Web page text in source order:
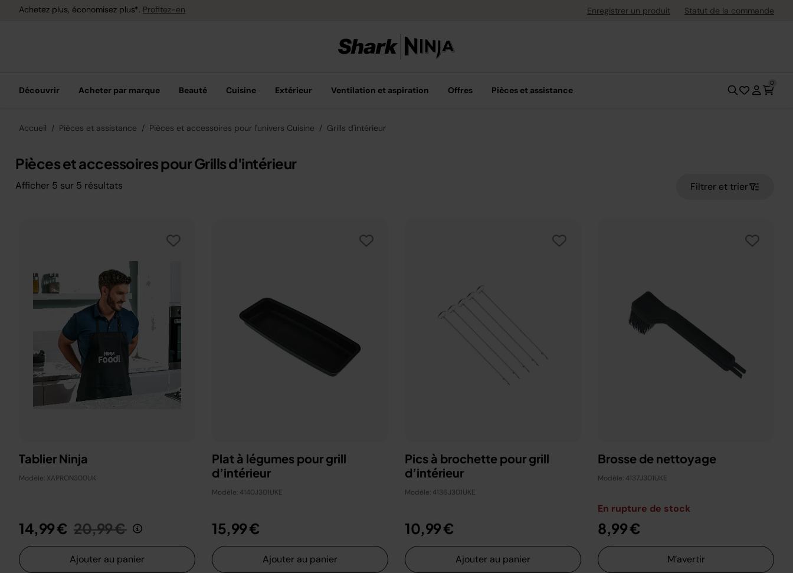
Achetez plus, économisez plus*. Profitez-en Livraison gratuite dès 40 € d'achatEnregistrer un produit Statut de la commande
Découvrir Acheter par marque Beauté Cuisine Extérieur Ventilation et aspiration Offres Pièces et assistance
0
Accueil Pièces et assistance Pièces et accessoires pour l'univers Cuisine Grills d'intérieur
Pièces et accessoires pour Grills d'intérieur
Afficher 5 sur 5 résultats Filtrer et trier
Tablier Ninja
Modèle: XAPRON300UK
14,99 € Prix réduit de
20,99 €au
Ajouter au panier
Plat à légumes pour grill
d’intérieur
Modèle: 4140J301UKE
15,99 €
Ajouter au panier
Pics à brochette pour grill
d’intérieur
Modèle: 4136J301UKE
10,99 €
Ajouter au panier
Brosse de nettoyage
Modèle: 4137J301UKE
En rupture de stock
8,99 €
M’avertir